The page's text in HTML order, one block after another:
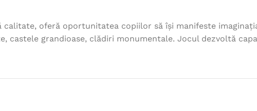
oferă oportunitatea copiilor să își manifeste
castele grandioase, clădiri monumentale. Jocul dezvoltă